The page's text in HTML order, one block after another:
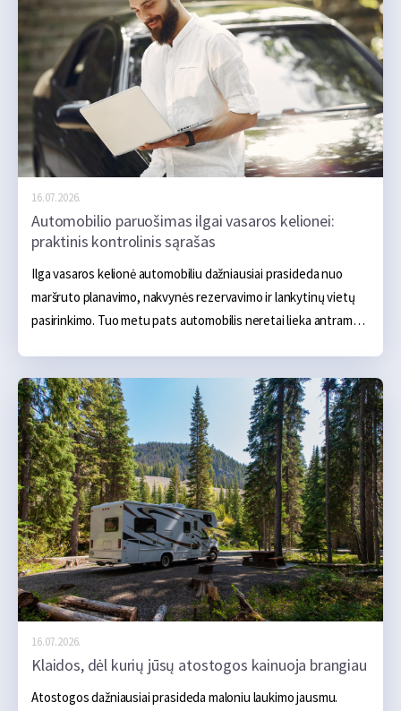
16.07.2026.
Automobilio paruošimas ilgai vasaros kelionei:
praktinis kontrolinis sąrašas
Ilga vasaros kelionė automobiliu dažniausiai prasideda nuo
maršruto planavimo, nakvynės rezervavimo ir lankytinų vietų
pasirinkimo. Tuo metu pats automobilis neretai lieka antrame
turėtų praeiti sklandžiai. Tačiau ilga kelionė automobiliui sukelia
gerokai didesnę apkrovą. Transporto priemonė ilgą laiką
važiuoja didesniu greičiu, yra labiau apkrauta, o karštu oru oro
kondicionierius gali veikti beveik be pertraukos. Todėl
nedidelis gedimas, kuris kasdien važinėjant beveik
nepastebimas, kelionėje gali baigtis apsilankymu autoservise,
techninės pagalbos kelyje iškvietimu ar net būtinybe keisti
suplanuotą maršrutą.
16.07.2026.
Klaidos, dėl kurių jūsų atostogos kainuoja brangiau
Atostogos dažniausiai prasideda maloniu laukimo jausmu.